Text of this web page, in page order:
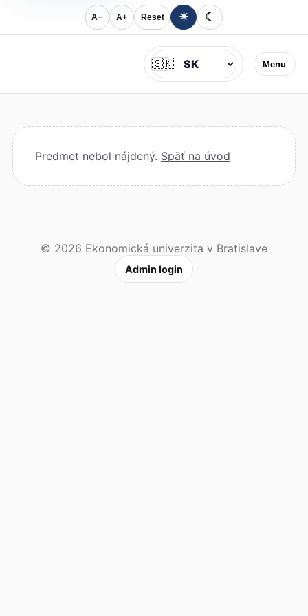
A− A+ Reset ☀ ☾
Menu
Jazyk
🇸🇰
Predmet nebol nájdený. Späť na úvod
© 2026 Ekonomická univerzita v Bratislave
Admin login